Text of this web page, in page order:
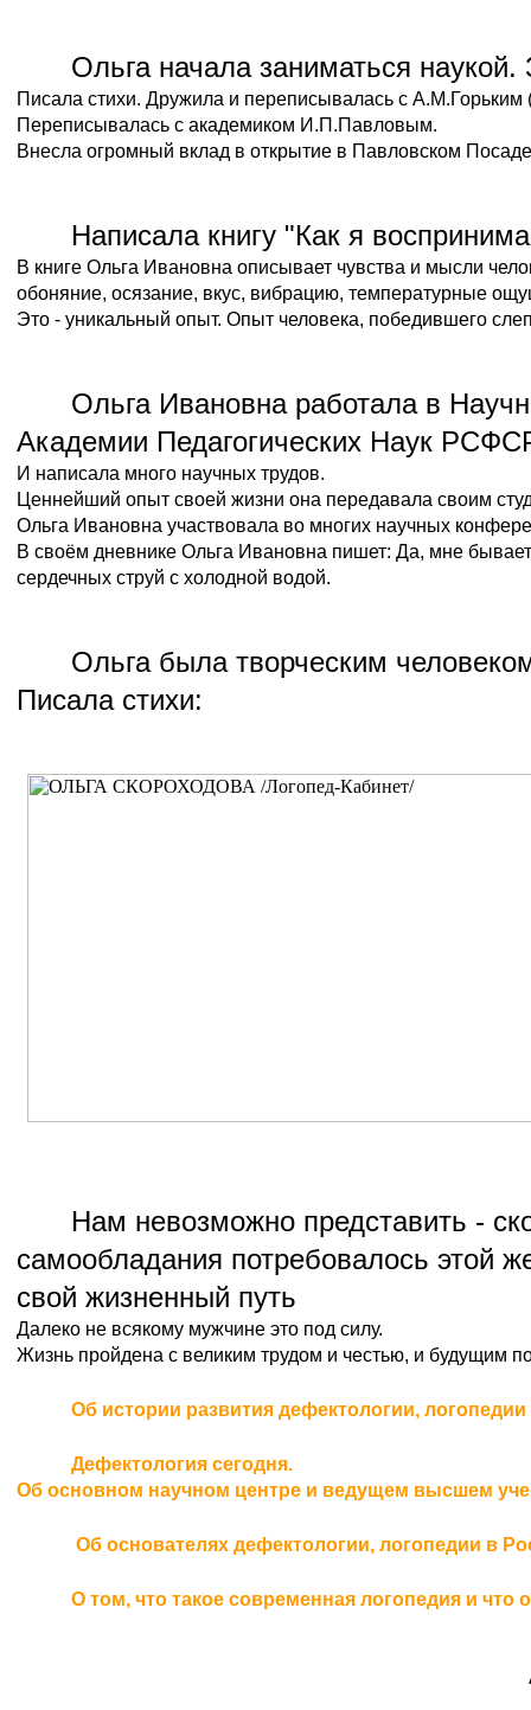
Ольга начала заниматься
Писала стихи. Дружила и переписывалась с А.М.Горьким
Переписывалась с академиком И.П.Павловым.
Внесла огромный вклад в открытие в Павловском
Написала книгу "Как я
В книге Ольга Ивановна описывает чувства и мысли
обоняние, осязание, вкус, вибрацию, температурные
Это - уникальный опыт. Опыт человека, победившего
Ольга Ивановна работала в
Академии Педагогических Наук
И написала много научных трудов.
Ценнейший опыт своей жизни она передавала своим
Ольга Ивановна участвовала во многих научных
В своём дневнике Ольга Ивановна пишет: Да, мне бывает
сердечных струй с холодной водой.
Ольга была творческим
Писала стихи:
Нам невозможно представить -
самообладания потребовалось этой
свой жизненный путь
Далеко не всякому мужчине это под силу.
Жизнь пройдена с великим трудом и честью, и будущим
Об истории развития дефектологии,
Дефектология сегодня.
Об основном научном центре и ведущем высшем
Об основателях дефектологии, логопедии в
О том, что такое современная логопедия и что